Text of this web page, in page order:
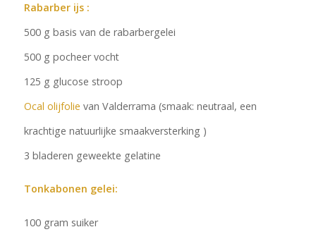
Rabarber ijs :
500 g basis van de rabarbergelei
500 g pocheer vocht
125 g glucose stroop
Ocal olijfolie van Valderrama (smaak: neutraal, een
krachtige natuurlijke smaakversterking )
3 bladeren geweekte gelatine
Tonkabonen gelei:
100 gram suiker